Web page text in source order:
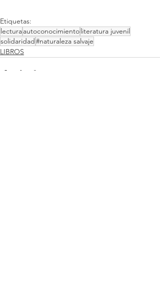
Etiquetas:
lecturaautoconocimientoliteratura juvenil
solidaridad#naturaleza salvaje
LIBROS